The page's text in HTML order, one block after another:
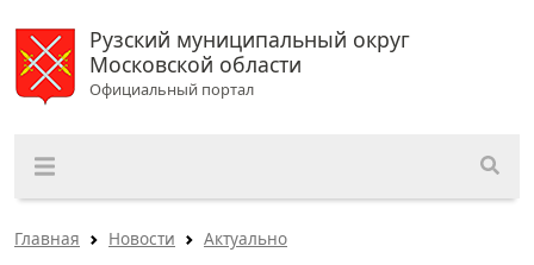
Рузский муниципальный округ
Московской области
Официальный портал
Главная Новости Актуально